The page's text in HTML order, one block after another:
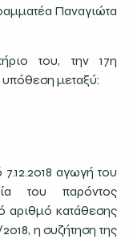
Παναγιώτα
του, την 17η
υπόθεση μεταξύ:
αγωγή του
του παρόντος
αριθμό κατάθεσης
η συζήτηση της